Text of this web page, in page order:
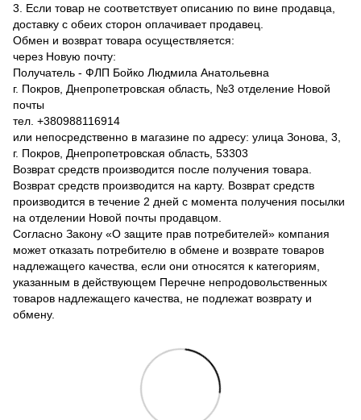
3. Если товар не соответствует описанию по вине продавца,
доставку с обеих сторон оплачивает продавец.
Обмен и возврат товара осуществляется:
через Новую почту:
Получатель - ФЛП Бойко Людмила Анатольевна
г. Покров, Днепропетровская область, №3 отделение Новой
почты
тел. +380988116914
или непосредственно в магазине по адресу: улица Зонова, 3,
г. Покров, Днепропетровская область, 53303
Возврат средств производится после получения товара.
Возврат средств производится на карту. Возврат средств
производится в течение 2 дней с момента получения посылки
на отделении Новой почты продавцом.
Согласно Закону «О защите прав потребителей» компания
может отказать потребителю в обмене и возврате товаров
надлежащего качества, если они относятся к категориям,
указанным в действующем Перечне непродовольственных
товаров надлежащего качества, не подлежат возврату и
обмену.